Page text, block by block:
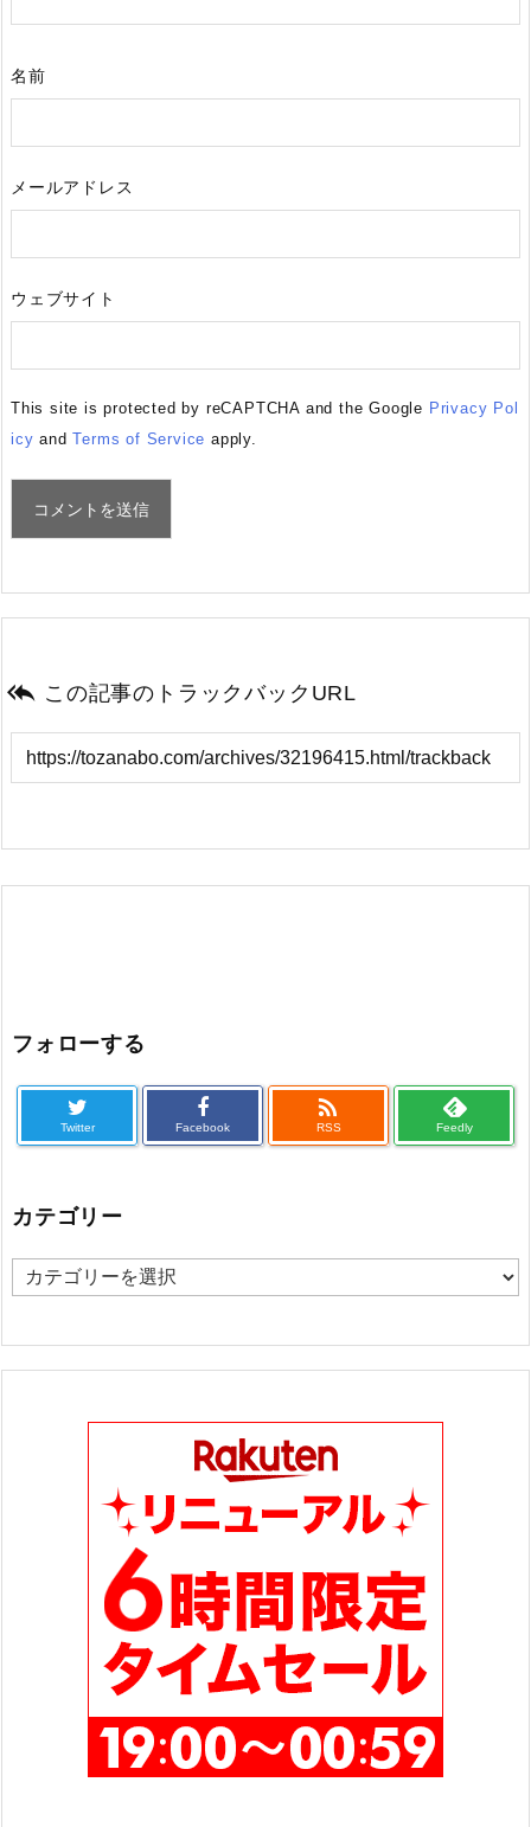
名前
メールアドレス
ウェブサイト
This site is protected by reCAPTCHA and the Google Privacy Pol
icy andTerms of Service apply.
 この記事のトラックバックURL
フォローする
Twitter Facebook

RSS Feedly
カテゴリー
カ
ゴ